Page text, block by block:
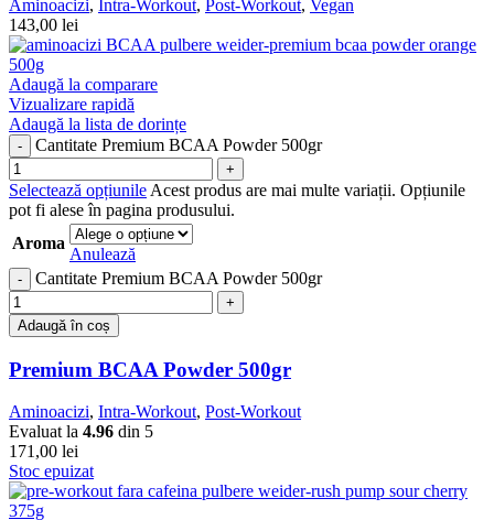
Aminoacizi, Intra-Workout, Post-Workout, Vegan
143,00 lei
Adaugă la comparare
Vizualizare rapidă
Adaugă la lista de dorințe
Cantitate Premium BCAA Powder 500gr
Selectează opțiunile Acest produs are mai multe variații. Opțiunile
pot fi alese în pagina produsului.
Aroma
Anulează
Cantitate Premium BCAA Powder 500gr
Adaugă în coș
Premium BCAA Powder 500gr
Aminoacizi, Intra-Workout, Post-Workout
Evaluat la 4.96 din 5
171,00 lei
Stoc epuizat